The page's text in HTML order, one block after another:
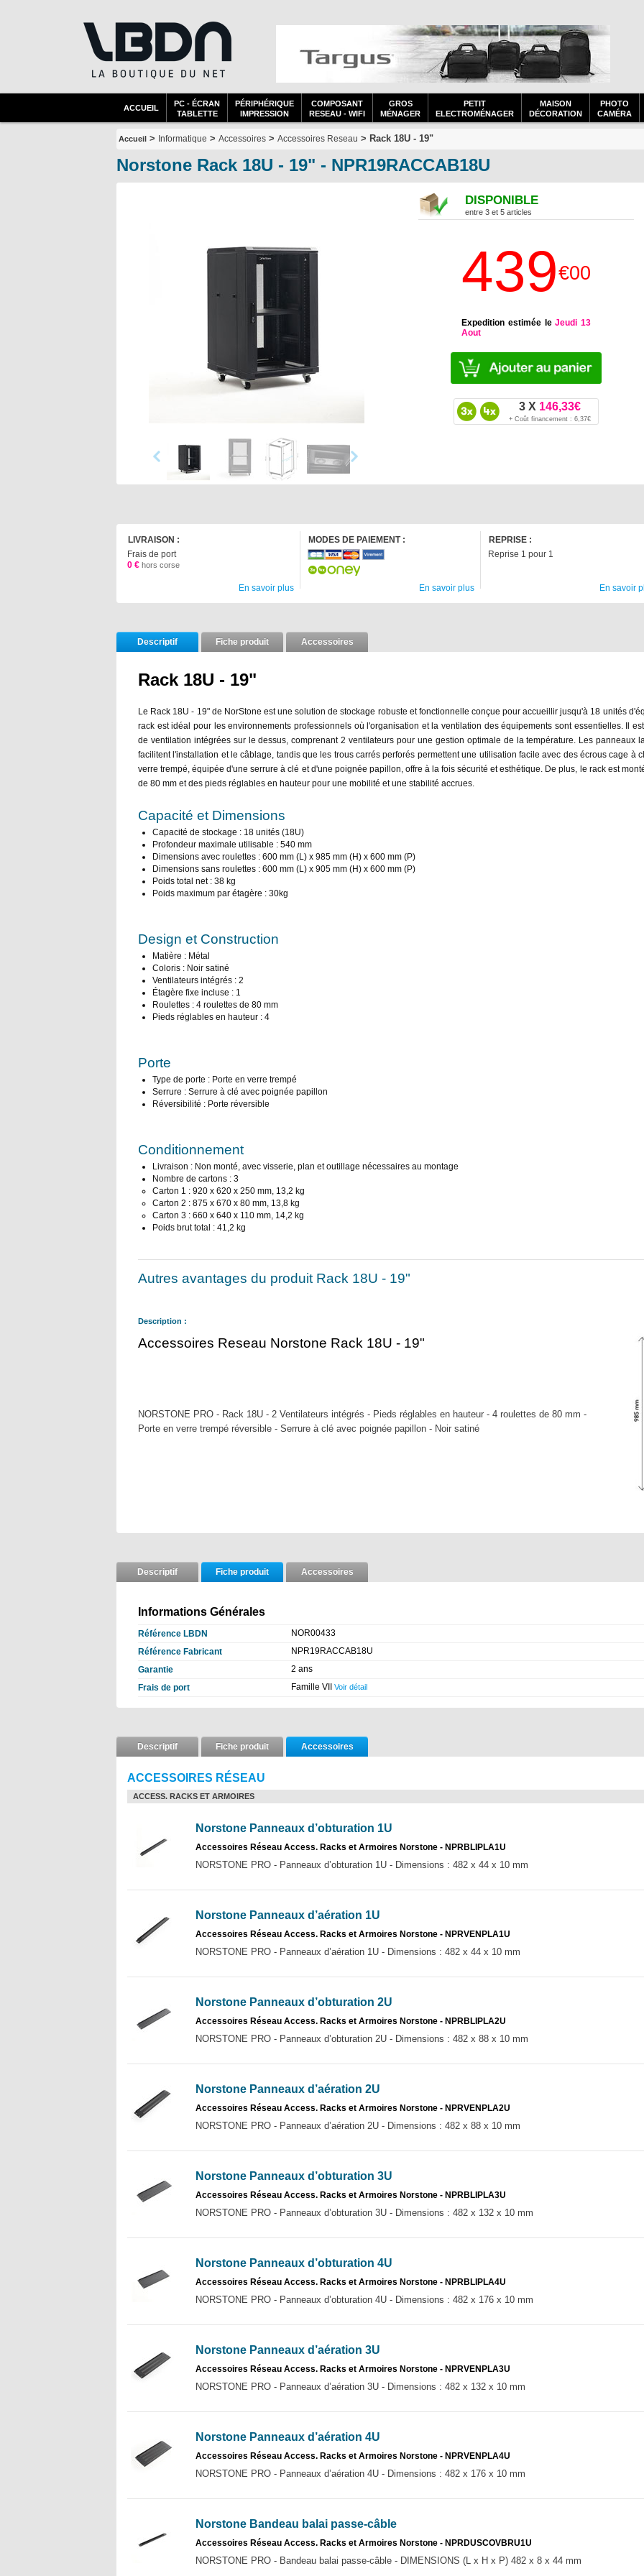
ACCUEIL
PC - ÉCRAN
TABLETTE
PÉRIPHÉRIQUE
IMPRESSION
COMPOSANT
RESEAU - WIFI
GROS
MÉNAGER
PETIT
ELECTROMÉNAGER
MAISON
DÉCORATION
PHOTO
CAMÉRA
Accueil > Informatique > Accessoires > Accessoires Reseau > Rack 18U - 19"
Norstone Rack 18U - 19" - NPR19RACCAB18U
DISPONIBLE
entre 3 et 5 articles
439€00
Expedition estimée leJeudi 13
Aout
3 X 146,33€
+ Coût financement : 6,37€
LIVRAISON :
Frais de port
0 € hors corse
En savoir plus
MODES DE PAIEMENT :
En savoir plus
REPRISE :
Reprise 1 pour 1
En savoir
Descriptif Fiche produit Accessoires
Rack 18U - 19"
Le Rack 18U - 19" de NorStone est une solution de stockage robuste et fonctionnelle conçue pour accueillir jusqu'à 18 unités
rack est idéal pour les environnements professionnels où l'organisation et la ventilation des équipements sont essentielles. Il
de ventilation intégrées sur le dessus, comprenant 2 ventilateurs pour une gestion optimale de la température. Les panneaux
facilitent l'installation et le câblage, tandis que les trous carrés perforés permettent une utilisation facile avec des écrous cage à
verre trempé, équipée d'une serrure à clé et d'une poignée papillon, offre à la fois sécurité et esthétique. De plus, le rack est
de 80 mm et des pieds réglables en hauteur pour une mobilité et une stabilité accrues.
Capacité et Dimensions
Capacité de stockage : 18 unités (18U)
Profondeur maximale utilisable : 540 mm
Dimensions avec roulettes : 600 mm (L) x 985 mm (H) x 600 mm (P)
Dimensions sans roulettes : 600 mm (L) x 905 mm (H) x 600 mm (P)
Poids total net : 38 kg
Poids maximum par étagère : 30kg
Design et Construction
Matière : Métal
Coloris : Noir satiné
Ventilateurs intégrés : 2
Étagère fixe incluse : 1
Roulettes : 4 roulettes de 80 mm
Pieds réglables en hauteur : 4
Porte
Type de porte : Porte en verre trempé
Serrure : Serrure à clé avec poignée papillon
Réversibilité : Porte réversible
Conditionnement
Livraison : Non monté, avec visserie, plan et outillage nécessaires au montage
Nombre de cartons : 3
Carton 1 : 920 x 620 x 250 mm, 13,2 kg
Carton 2 : 875 x 670 x 80 mm, 13,8 kg
Carton 3 : 660 x 640 x 110 mm, 14,2 kg
Poids brut total : 41,2 kg
Autres avantages du produit Rack 18U - 19"
Description :
Accessoires Reseau Norstone Rack 18U - 19"
NORSTONE PRO - Rack 18U - 2 Ventilateurs intégrés - Pieds réglables en hauteur - 4 roulettes de 80 mm -
Porte en verre trempé réversible - Serrure à clé avec poignée papillon - Noir satiné
Descriptif Fiche produit Accessoires
Informations Générales
Référence LBDN
NOR00433
Référence Fabricant
NPR19RACCAB18U
Garantie
2 ans
Frais de port
Famille VII Voir détail
Descriptif Fiche produit Accessoires
ACCESSOIRES RÉSEAU
ACCESS. RACKS ET ARMOIRES
Norstone Panneaux d’obturation 1U
Accessoires Réseau Access. Racks et Armoires Norstone - NPRBLIPLA1U
NORSTONE PRO - Panneaux d’obturation 1U - Dimensions : 482 x 44 x 10 mm
Norstone Panneaux d’aération 1U
Accessoires Réseau Access. Racks et Armoires Norstone - NPRVENPLA1U
NORSTONE PRO - Panneaux d’aération 1U - Dimensions : 482 x 44 x 10 mm
Norstone Panneaux d’obturation 2U
Accessoires Réseau Access. Racks et Armoires Norstone - NPRBLIPLA2U
NORSTONE PRO - Panneaux d’obturation 2U - Dimensions : 482 x 88 x 10 mm
Norstone Panneaux d’aération 2U
Accessoires Réseau Access. Racks et Armoires Norstone - NPRVENPLA2U
NORSTONE PRO - Panneaux d’aération 2U - Dimensions : 482 x 88 x 10 mm
Norstone Panneaux d’obturation 3U
Accessoires Réseau Access. Racks et Armoires Norstone - NPRBLIPLA3U
NORSTONE PRO - Panneaux d’obturation 3U - Dimensions : 482 x 132 x 10 mm
Norstone Panneaux d’obturation 4U
Accessoires Réseau Access. Racks et Armoires Norstone - NPRBLIPLA4U
NORSTONE PRO - Panneaux d’obturation 4U - Dimensions : 482 x 176 x 10 mm
Norstone Panneaux d’aération 3U
Accessoires Réseau Access. Racks et Armoires Norstone - NPRVENPLA3U
NORSTONE PRO - Panneaux d’aération 3U - Dimensions : 482 x 132 x 10 mm
Norstone Panneaux d’aération 4U
Accessoires Réseau Access. Racks et Armoires Norstone - NPRVENPLA4U
NORSTONE PRO - Panneaux d’aération 4U - Dimensions : 482 x 176 x 10 mm
Norstone Bandeau balai passe-câble
Accessoires Réseau Access. Racks et Armoires Norstone - NPRDUSCOVBRU1U
NORSTONE PRO - Bandeau balai passe-câble - DIMENSIONS (L x H x P) 482 x 8 x 44 mm